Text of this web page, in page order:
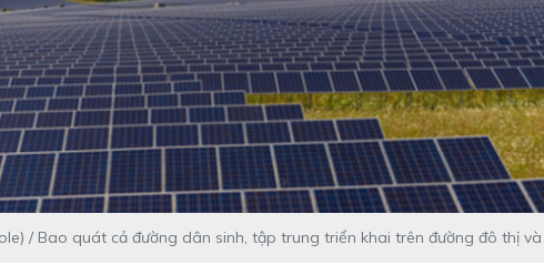
/ Bao quát cả đường dân sinh, tập trung triển khai trên đường đô thị và